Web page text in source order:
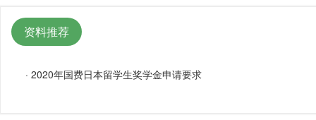
资料推荐
· 2020年国费日本留学生奖学金申请要求